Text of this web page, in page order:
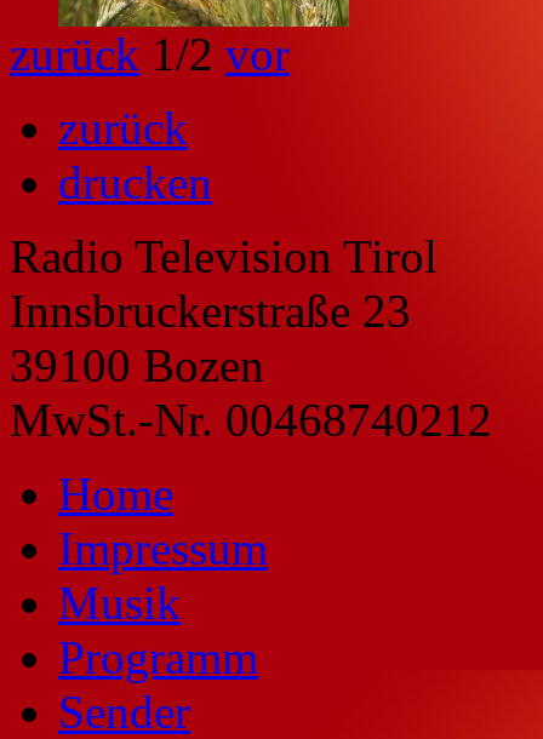
zurück 1/2 vor
zurück
drucken
Radio Television Tirol
Innsbruckerstraße 23
39100 Bozen
MwSt.-Nr. 00468740212
Home
Impressum
Musik
Programm
Sender